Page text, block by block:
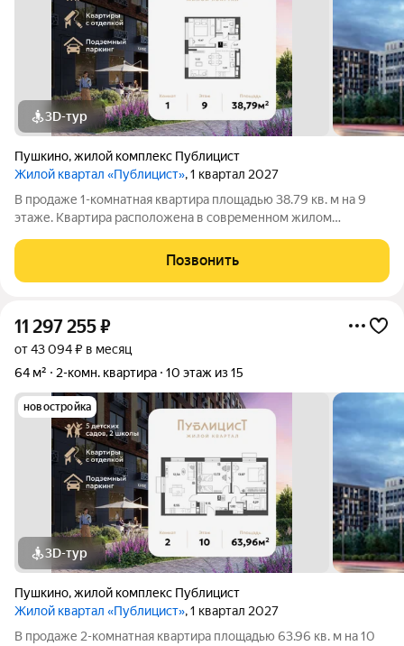
3D-тур
Пушкино,жилой комплекс Публицист
Жилой квартал «Публицист», 1 квартал 2027
В продаже 1-комнатная квартира площадью 38.79 кв. м на 9
этаже. Квартира расположена в современном жилом
комнатная квартира площадью 62.46 кв. м на 10 этаже.
Квартира расположена в современном
Позвонить
11 297 255₽
от 43 094 ₽ в месяц
64 м²
2-комн. квартира 10 этаж из 15
новостройка
3D-тур
Пушкино,жилой комплекс Публицист
Жилой квартал «Публицист», 1 квартал 2027
В продаже 2-комнатная квартира площадью 63.96 кв. м на 10